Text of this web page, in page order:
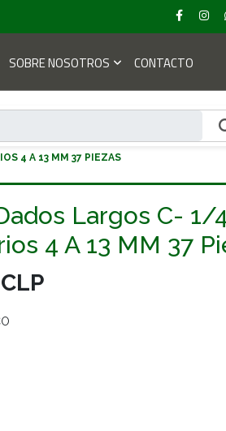
SOBRE NOSOTROS CONTACTO
4 A 13 MM 37 PIEZAS
Largos C- 1/
4 A 13 MM 37